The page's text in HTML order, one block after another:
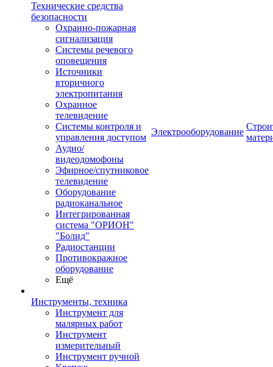
Технические средства
безопасности
Охранно-пожарная
сигнализация
Системы речевого
оповещения
Источники
вторичного
электропитания
Охранное
телевидение
Системы контроля и
управления доступом
Аудио/
видеодомофоны
Эфирное/спутниковое
телевидение
Оборудование
радиоканальное
Интегрированная
система "ОРИОН"
"Болид"
Радиостанции
Противокражное
оборудование
Ещё
Инструменты, техника
Инструмент для
малярных работ
Инструмент
измерительный
Инструмент ручной
Электрооборудование